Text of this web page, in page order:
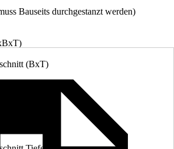
Bauseits durchgestanzt werden)
(BxT)